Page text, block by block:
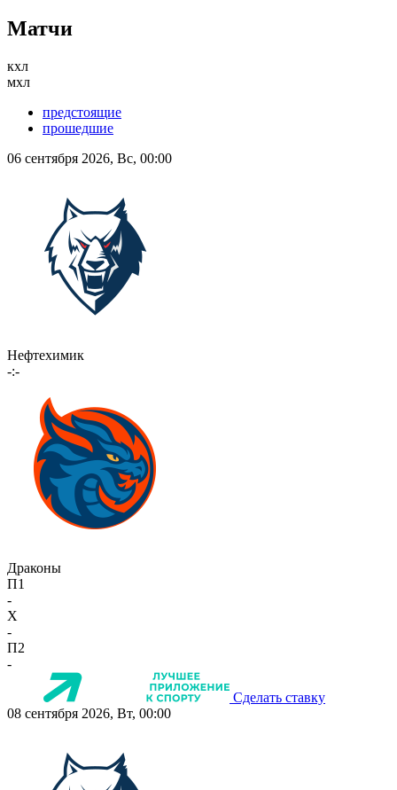
Матчи
кхл
мхл
предстоящие
прошедшие
06 сентября 2026, Вс, 00:00
Нефтехимик
-:-
Драконы
П1
-
X
-
П2
-
Сделать ставку
08 сентября 2026, Вт, 00:00